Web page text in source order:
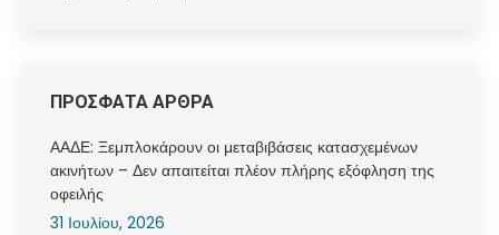
ΠΡΟΣΦΑΤΑ ΑΡΘΡΑ
ΑΑΔΕ: Ξεμπλοκάρουν οι μεταβιβάσεις κατασχεμένων
ακινήτων – Δεν απαιτείται πλέον πλήρης εξόφληση της
οφειλής
31 Ιουλίου, 2026